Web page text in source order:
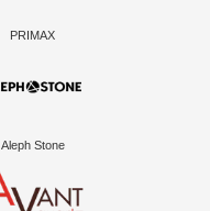
PRIMAX
Aleph Stone